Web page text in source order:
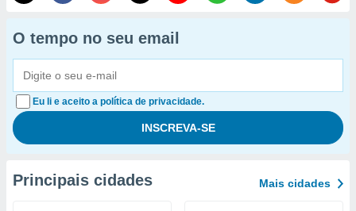
O tempo no seu email
Eu li e aceito a política de privacidade.
Principais cidades Mais cidades